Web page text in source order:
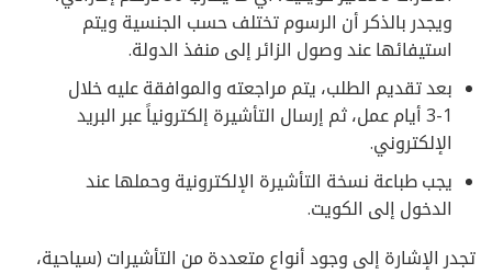
ويجدر بالذكر أن الرسوم تختلف حسب الجنسية ويتم
استيفائها عند وصول الزائر إلى منفذ الدولة.
بعد تقديم الطلب، يتم مراجعته والموافقة عليه خلال
1-3 أيام عمل، ثم إرسال التأشيرة إلكترونياً عبر البريد
الإلكتروني.
يجب طباعة نسخة التأشيرة الإلكترونية وحملها عند
الدخول إلى الكويت.
تجدر الإشارة إلى وجود أنواع متعددة من التأشيرات (سياحية،